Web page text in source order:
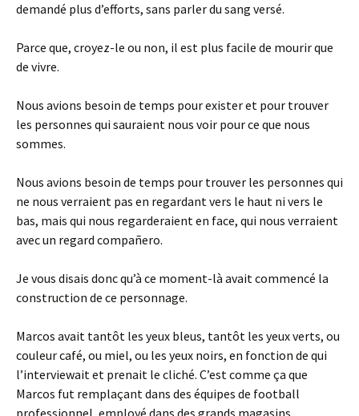
demandé plus d’efforts, sans parler du sang versé.
Parce que, croyez-le ou non, il est plus facile de mourir que
de vivre.
Nous avions besoin de temps pour exister et pour trouver
les personnes qui sauraient nous voir pour ce que nous
sommes.
Nous avions besoin de temps pour trouver les personnes qui
ne nous verraient pas en regardant vers le haut ni vers le
bas, mais qui nous regarderaient en face, qui nous verraient
avec un regard compañero.
Je vous disais donc qu’à ce moment-là avait commencé la
construction de ce personnage.
Marcos avait tantôt les yeux bleus, tantôt les yeux verts, ou
couleur café, ou miel, ou les yeux noirs, en fonction de qui
l’interviewait et prenait le cliché. C’est comme ça que
Marcos fut remplaçant dans des équipes de football
professionnel, employé dans des grands magasins,